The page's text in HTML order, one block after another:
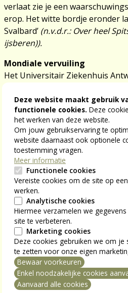
verlaat zie je een
erop. Het witte bordje eronder
Svalbard’ (n.v.d.r.: Over heel
ijsberen)).
Mondiale vervuiling
Het Universitair Ziekenhuis
jouw parkeerkaartje niet meer
je het meeneemt en thuis
bezaaid met parkeerkaartjes.
en slordig wij zijn en hoe
leefomgeving omgaan. Dat
Door de CO2-vervuiling van de
Noordpoolgebied snel op. Op
temperatuur in 50 jaar maar
Hierdoor is er minder zeeijs en
fjord steeds korter dicht. Dat
de 300 ijsberen van
Toch nog niet. Ze hebben hun
nu ook op rendieren. Of dat
vraag.
Deze website maakt gebruik
functionele cookies. Deze
het werken van deze website.
Om jouw gebruikservaring te
website daarnaast ook optionele
toestemming vragen.
Meer informatie
Functionele cookies
Vereiste cookies om de site op
werken.
Analytische cookies
Hiermee verzamelen we
site te verbeteren.
Marketing cookies
Deze cookies gebruiken we om je
te zetten voor onze eigen
Bewaar voorkeuren
Enkel noodzakelijke cookies
Aanvaard alle cookies
intrekken